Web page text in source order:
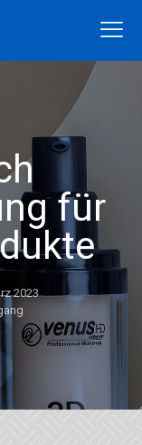
für
2023